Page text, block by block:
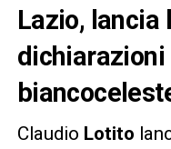
Lazio, lancia
dichiarazioni
Claudio Lotito